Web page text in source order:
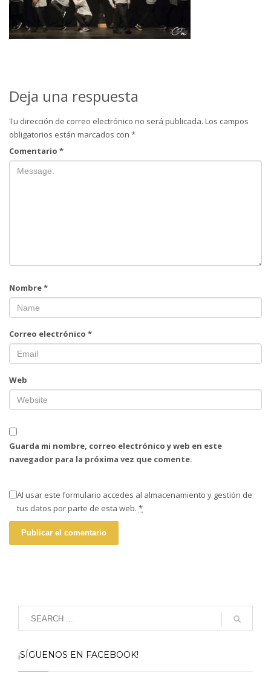
Deja una respuesta
Tu dirección de correo electrónico no será publicada. Los campos
obligatorios están marcados con *
Comentario *
Nombre*
Correo electrónico *
Web
Guarda mi nombre, correo electrónico y web en este
navegador para la próxima vez que comente.
Al usar este formulario accedes al almacenamiento y gestión de
tus datos por parte de esta web. *
¡SÍGUENOS EN FACEBOOK!